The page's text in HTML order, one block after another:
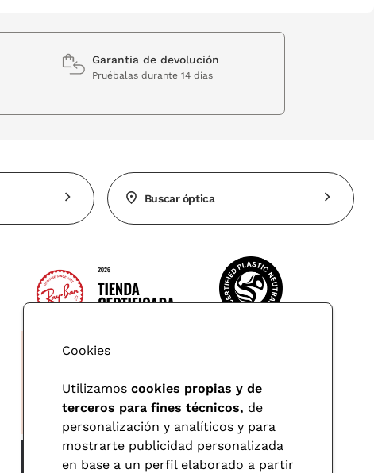
Garantia de devolución
Pruébalas durante 14 días
Buscar óptica
Cookies
Utilizamos cookies propias y de
terceros para fines técnicos, de
personalización y analíticos y para
mostrarte publicidad personalizada
en base a un perfil elaborado a partir